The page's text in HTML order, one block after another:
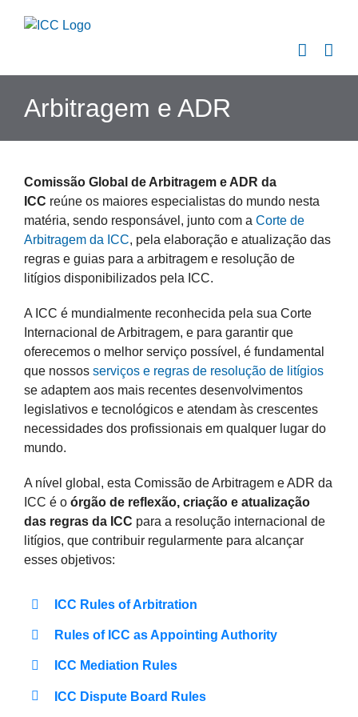
Arbitragem e ADR
Comissão Global de Arbitragem e ADR da
ICC reúne os maiores especialistas do mundo nesta
matéria, sendo responsável, junto com a Corte de
Arbitragem da ICC, pela elaboração e atualização das
regras e guias para a arbitragem e resolução de
litígios disponibilizados pela ICC.
A ICC é mundialmente reconhecida pela sua Corte
Internacional de Arbitragem, e para garantir que
oferecemos o melhor serviço possível, é fundamental
que nossos serviços e regras de resolução de litígios
se adaptem aos mais recentes desenvolvimentos
legislativos e tecnológicos e atendam às crescentes
necessidades dos profissionais em qualquer lugar do
mundo.
A nível global, esta Comissão de Arbitragem e ADR da
ICC é o órgão de reflexão, criação e atualização
das regras da ICC para a resolução internacional de
litígios, que contribuir regularmente para alcançar
esses objetivos:
ICC Rules of Arbitration
Rules of ICC as Appointing Authority
ICC Mediation Rules
ICC Dispute Board Rules